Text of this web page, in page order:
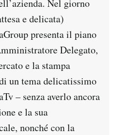
Nel giorno
e delicata)
presenta il piano
Delegato,
e la stampa
un tema delicatissimo
– senza averlo ancora
e la sua
nonché con la